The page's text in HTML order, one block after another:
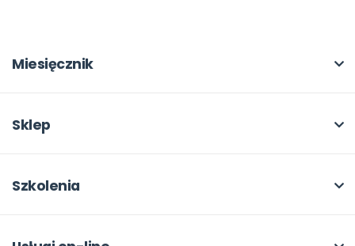
Miesięcznik
W numerze
Pomoce dydaktyczne
Sklep
Moje zakupy
Szkolenia